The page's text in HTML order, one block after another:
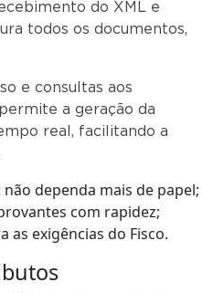
do XML e
todos os documentos,
e consultas aos
a geração da
real, facilitando a
dependa mais de papel;
com rapidez;
as exigências do Fisco.